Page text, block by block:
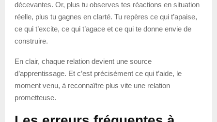
décevantes. Or, plus tu observes tes réactions en situation
réelle, plus tu gagnes en clarté. Tu repères ce qui t’apaise,
ce qui t’excite, ce qui t’agace et ce qui te donne envie de
construire.
En clair, chaque relation devient une source
d’apprentissage. Et c’est précisément ce qui t’aide, le
moment venu, à reconnaître plus vite une relation
prometteuse.